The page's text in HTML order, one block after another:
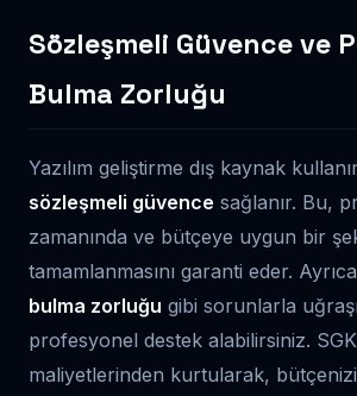
Sözleşmeli Güvence ve
Bulma Zorluğu
Yazılım geliştirme dış kaynak
sözleşmeli güvence sağlanır. Bu,
zamanında ve bütçeye uygun bir
tamamlanmasını garanti eder.
bulma zorluğu gibi sorunlarla
profesyonel destek alabilirsiniz.
maliyetlerinden kurtularak,